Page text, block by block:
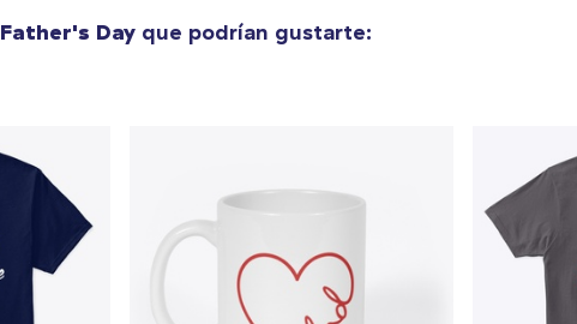
Father's Day que podrían gustarte:
Comfort Colors 1717 | Classic Heavyweight T-Shirt